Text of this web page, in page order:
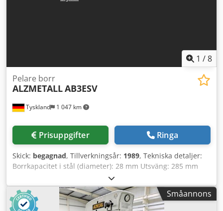
1 /8
Tyskland 1 047 km
Pelare borr
ALZMETALLAB3ESV
Prisuppgifter Ringa
Skick: begagnad, Tillverkningsår: 1989, Tekniska detaljer:
Borrkapacitet i stål (diameter): 28 mm Utsväng: 285 mm
Borrslag: 165 mm Borrkapacitet i gjutjärn: Ø 35 mm
Spindelkon: MK 3 Spindelvarvtal: 65 - 1 750 / 4x steglöst
varv/min Matning: 0,1; 0,2; 0,3 manuell/automatisk
mm/varv Spindel-till-bord avstånd max.: 80 - 680 mm
Småannons